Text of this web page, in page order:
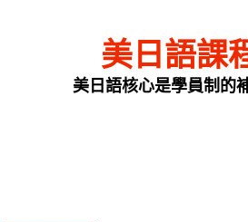
美日語課
美日語核心是學員制的